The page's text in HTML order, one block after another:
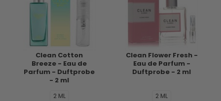
Clean Cotton
Breeze - Eau de
Parfum - Duftprobe
- 2 ml
2 ML
Clean Flower Fresh -
Eau de Parfum -
Duftprobe - 2 ml
2 ML